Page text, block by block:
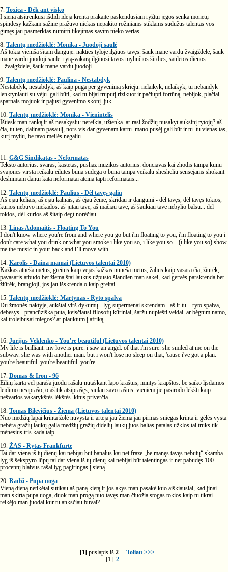
7. Toxica - Dėk ant visko
Į sieną atsitrenkusi išdidi idėja krenta prakaite paskendusiam ryžtui jėgos senka monetų
spindesy kažkam sąžinė pražuvo niekas nepakito rožiniams stiklams sudužus talentas vos
gimęs jau pasmerktas numirti tikėjimas savim nieko vertas...
8. Talentų medžioklė: Monika - Juodoji saulė
Aš tokia vieniša šitam danguje. nakties tyloje ilgiuos tavęs. šauk mane vardu žvaigždele, šauk
mane vardu juodoji saule. rytą-vakarą ilgiuosi tavos mylinčios širdies, saulėtos dienos.
...žvaigždele, šauk mane vardu juodoji...
9. Talentų medžioklė: Paulina - Nestabdyk
Nestabdyk, nestabdyk, aš kaip pūga per gyvenimą skrieju. nelaikyk, nelaikyk, tu nebandyk
lenktyniauti su vėju. gali būti, kad tu bijai truputį rizikuot ir pačiupti fortūną. nebijok, plačiai
sparnais mojuok ir pajusi gyvenimo skonį. juk...
10. Talentų medžioklė: Monika - Vienintelis
Ištiesk man ranką ir aš nesakysiu: nereikia, užtenka. ar rasi žodžių nusakyt auksinį rytojų? aš
čia, tu ten, dalinam pasaulį, nors vis dar gyvenam kartu. mano pusėj gali būt ir tu. tu vienas tas,
kurį myliu, be tavo meilės negaliu...
11. G&G Sindikatas - Neformatas
Teksto autorius: svaras, kastetas, pushaz muzikos autorius: donciavas kai zhodis tampa kunu
svajones virsta reikalu eilutes buna sudega o buna tampa veikalu shesheliu sensejams shokant
deshimtam danui kata neformatai ateina tapti reformatais...
12. Talentų medžioklė: Paulius - Dėl tavęs galiu
Aš ėjau keliais, aš ėjau kalnais, aš ėjau žeme, skridau ir dangumi - dėl tavęs, dėl tavęs tokios,
kurios nebuvo niekados. aš jutau tave, aš mačiau tave, aš šaukiau tave nebylio balsu... dėl
tokios, dėl kurios aš šitaip degt norėčiau...
13. Linas Adomaitis - Floating To You
I don't know where you're from and where you go but i'm floating to you, i'm floating to you i
don't care what you drink or what you smoke i like you so, i like you so... (i like you so) show
me the music in your back and i’ll move with...
14. Karolis - Daina mamai (Lietuvos talentai 2010)
Kažkas atneša metus, greitus kaip vėjas kažkas nuneša metus, žalius kaip vasara čia, žiūrėk,
pavasaris atbudo bet žiema štai laukus užpusto šiandien man sakei, kad gervės parskrenda bet
žiūrėk, brangioji, jos jau išskrenda o kaip greitai...
15. Talentų medžioklė: Martynas - Ryto spalva
Du žmonės naktyje, aukštai virš dykumų - lyg supermenai skrendam - aš ir tu... ryto spalva,
debesys - prancūziška puta, keisčiausi filosofų kūriniai, šaržu nupiešti veidai. ar bėgtum namo,
kai troleibusai miegos? ar plauktum į afriką...
16. Jurijus Veklenko - You're beautiful (Lietuvos talentai 2010)
My life is brilliant. my love is pure. i saw an angel. of that i'm sure. she smiled at me on the
subway. she was with another man. but i won't lose no sleep on that, 'cause i've got a plan.
you're beautiful. you're beautiful. you're...
17. Domas & Iron - 96
Eilinį kartą vėl paraša juodu rašalu nutaškant lapo kraštus, mintys krapštos. be saiko lįsdamos
leidimo nesiprašo, o aš tik atsiprašęs, siūlau savo raštus. vieniem jie pasirodo lėkšti kaip
nešvarios vakarykštės lėkštės. kitus priverčia...
18. Tomas Bilevičius - Žiema (Lietuvos talentai 2010)
Nuo medžių lapai krinta žolė nuvysta ir artėja jau žiema jau pirmas sniegas krinta ir gėlės vysta
nebėra gražių laukų gaila medžių gražių didelių laukų juos baltas patalas užklos tai truks tik
mėnesius tris kada taip...
19. ŽAS - Rytas Frankfurte
Tai dar viena iš tų dienų kai nebijai būt banalus kai net frazė „be manęs tavęs nebūtų“ skamba
lyg iš šekspyro lūpų tai dar viena iš tų dienų kai nebijai būt talentingas ir net pabudęs 100
procentų blaivus rašai lyg pagiringas į sieną...
20. Radži - Pupa uoga
Vieną dieną netikėtai sutikau aš paną kietą ir jos akys man pasakė kuo aiškiausiai, kad jinai
man skirta pupa uoga, duok man progą nuo tavęs man čiuožia stogas tokios kaip tu tikrai
reikėjo man juodai kur tu anksčiau buvai? ...
[1] puslapis iš 2
Toliau >>>
[1] 2